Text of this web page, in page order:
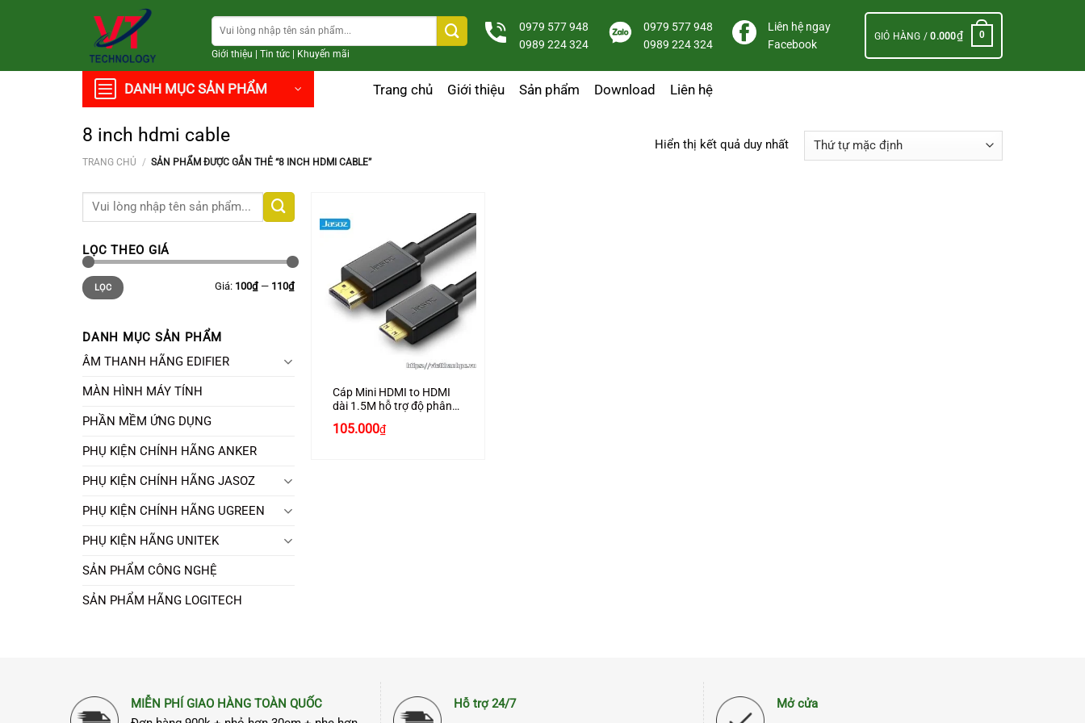
Tìm
kiếm:
Giới thiệu Tin tức| Khuyến mãi
0979 577 948
0989 224 324
0979 577 948
0989 224 324
Liên hệ ngay
Facebook
GIỎ HÀNG /0.000₫ 0
DANH MỤC SẢN PHẨM Trang chủ Giới thiệu Sản phẩm Download Liên hệ
8 inch hdmi cable
TRANG CHỦ / SẢN PHẨM ĐƯỢC GẮN THẺ “8 INCH HDMI CABLE”
Hiển thị kết quả duy nhất
Tìm
LỌC THEO GIÁ
Giá
thấp
nhất
Giá
cao
nhất
LỌC Giá: 100₫— 110₫
DANH MỤC SẢN PHẨM
ÂM THANH HÃNG EDIFIER
MÀN HÌNH MÁY TÍNH
PHẦN MỀM ỨNG DỤNG
PHỤ KIỆN CHÍNH HÃNG ANKER
PHỤ KIỆN CHÍNH HÃNG JASOZ
PHỤ KIỆN CHÍNH HÃNG UGREEN
PHỤ KIỆN HÃNG UNITEK
SẢN PHẨM CÔNG NGHỆ
SẢN PHẨM HÃNG LOGITECH
Cáp Mini HDMI to HDMI
dài 1.5M hỗ trợ độ phân
A148 cao cấp
105.000₫
MIỄN PHÍ GIAO HÀNG TOÀN QUỐC
Hỗ trợ 24/7 Mở cửa